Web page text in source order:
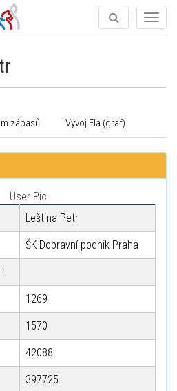
zápasů Vývoj Ela (graf)
Leština Petr
ŠK Dopravní podnik Praha
1269
1570
42088
397725